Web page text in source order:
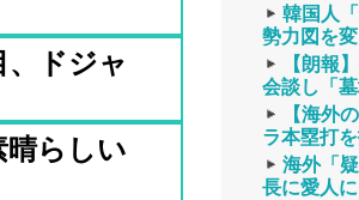
ドジャ
らしい
韓国人
勢力図を
【朗報
会談し「
【海外
ラ本塁打
海外「
長に愛人